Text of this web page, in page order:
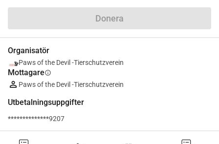
Donera
Organisatör
Paws of the Devil -Tierschutzverein
Mottagareinfo
Paws of the Devil -Tierschutzverein
Utbetalningsuppgifter
**************9207